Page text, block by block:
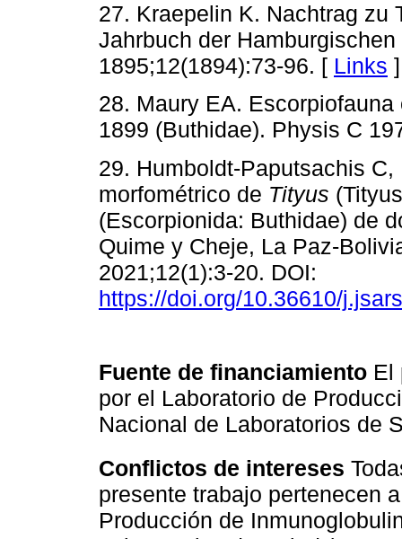
27. Kraepelin K. Nachtrag zu
Jahrbuch der
1895;12(1894):73-96. [ Links ]
28. Maury EA.
1899 (Buthidae). Physis C
29. Humboldt-Paputsachis
morfométrico de Tityus
(Escorpionida: Buthidae) de
Quime y Cheje, La Paz-
2021;12(1):3-20. DOI:
https://doi.org/10.36610/
Fuente de financiamiento El
por el Laboratorio de
Nacional de Laboratorios de
Conflictos de intereses
presente trabajo pertenecen
Producción de